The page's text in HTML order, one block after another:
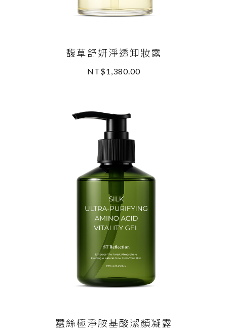
馥草舒妍淨透卸妝露
NT$1,380.00
蠶絲極淨胺基酸潔顏凝露